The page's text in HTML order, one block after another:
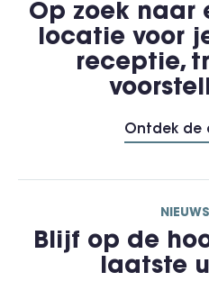
Op zoek naar
locatie voor
receptie,
Ontdek de
Blijf op de
laatste